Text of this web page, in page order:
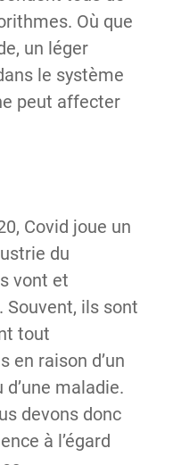
Où que
un léger
le système
peut affecter
Covid joue un
du
vont et
ils sont
tout
en raison d’un
maladie.
devons donc
à l’égard